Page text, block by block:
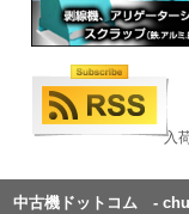
入
中古機ドットコム -